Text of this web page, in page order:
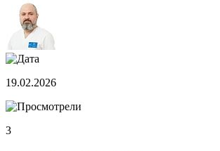
19.02.2026
3